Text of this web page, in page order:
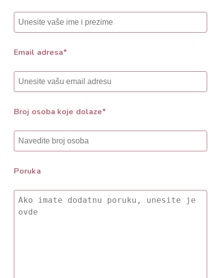
Email adresa*
Broj osoba koje dolaze*
Poruka